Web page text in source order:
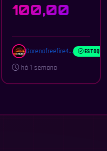
100,00
Garenafreefire4...
há 1 semana